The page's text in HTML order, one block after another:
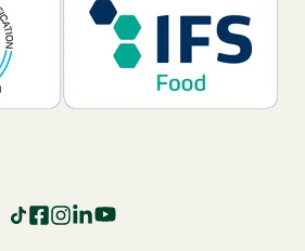
TikTok
Facebook
Instagram
LinkedIn
YouTube